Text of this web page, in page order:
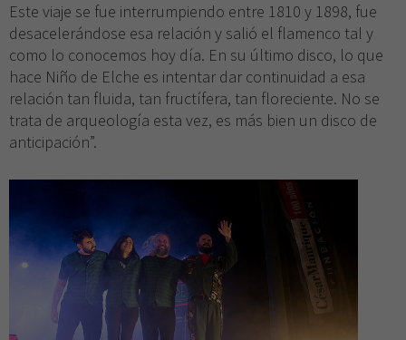
Este viaje se fue interrumpiendo entre 1810 y 1898, fue
desacelerándose esa relación y salió el flamenco tal y
como lo conocemos hoy día. En su último disco, lo que
hace Niño de Elche es intentar dar continuidad a esa
relación tan fluida, tan fructífera, tan floreciente. No se
trata de arqueología esta vez, es más bien un disco de
anticipación”.